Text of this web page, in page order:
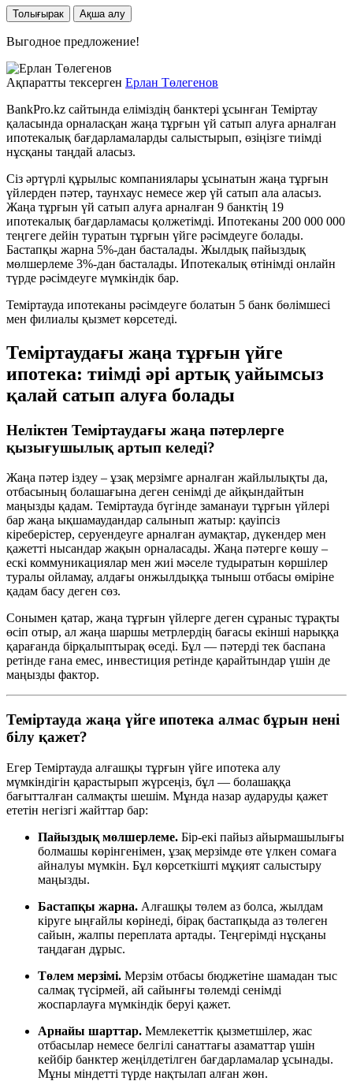
Толығырак Ақша алу
Выгодное предложение!
Ақпаратты тексерген Ерлан Төлегенов
BankPro.kz сайтында еліміздің банктері ұсынған Теміртау
қаласында орналасқан жаңа тұрғын үй сатып алуға арналған
ипотекалық бағдарламаларды салыстырып, өзіңізге тиімді
нұсқаны таңдай аласыз.
Сіз әртүрлі құрылыс компаниялары ұсынатын жаңа тұрғын
үйлерден пәтер, таунхаус немесе жер үй сатып ала аласыз.
Жаңа тұрғын үй сатып алуға арналған 9 банктің 19
ипотекалық бағдарламасы қолжетімді. Ипотеканы 200 000 000
теңгеге дейін туратын тұрғын үйге рәсімдеуге болады.
Бастапқы жарна 5%-дан басталады. Жылдық пайыздық
мөлшерлеме 3%-дан басталады. Ипотекалық өтінімді онлайн
түрде рәсімдеуге мүмкіндік бар.
Теміртауда ипотеканы рәсімдеуге болатын 5 банк бөлімшесі
мен филиалы қызмет көрсетеді.
Теміртаудағы жаңа тұрғын үйге
ипотека: тиімді әрі артық уайымсыз
қалай сатып алуға болады
Неліктен Теміртаудағы жаңа пәтерлерге
қызығушылық артып келеді?
Жаңа пәтер іздеу – ұзақ мерзімге арналған жайлылықты да,
отбасының болашағына деген сенімді де айқындайтын
маңызды қадам. Теміртауда бүгінде заманауи тұрғын үйлері
бар жаңа ықшамаудандар салынып жатыр: қауіпсіз
кіреберістер, серуендеуге арналған аумақтар, дүкендер мен
қажетті нысандар жақын орналасады. Жаңа пәтерге көшу –
ескі коммуникациялар мен жиі мәселе тудыратын көршілер
туралы ойламау, алдағы онжылдыққа тыныш отбасы өміріне
қадам басу деген сөз.
Сонымен қатар, жаңа тұрғын үйлерге деген сұраныс тұрақты
өсіп отыр, ал жаңа шаршы метрлердің бағасы екінші нарыққа
қарағанда бірқалыптырақ өседі. Бұл — пәтерді тек баспана
ретінде ғана емес, инвестиция ретінде қарайтындар үшін де
маңызды фактор.
Теміртауда жаңа үйге ипотека алмас бұрын нені
білу қажет?
Егер Теміртауда алғашқы тұрғын үйге ипотека алу
мүмкіндігін қарастырып жүрсеңіз, бұл — болашаққа
бағытталған салмақты шешім. Мұнда назар аударуды қажет
ететін негізгі жайттар бар:
Пайыздық мөлшерлеме. Бір-екі пайыз айырмашылығы
болмашы көрінгенімен, ұзақ мерзімде өте үлкен сомаға
айналуы мүмкін. Бұл көрсеткішті мұқият салыстыру
маңызды.
Бастапқы жарна. Алғашқы төлем аз болса, жылдам
кіруге ыңғайлы көрінеді, бірақ бастапқыда аз төлеген
сайын, жалпы переплата артады. Теңгерімді нұсқаны
таңдаған дұрыс.
Төлем мерзімі. Мерзім отбасы бюджетіне шамадан тыс
салмақ түсірмей, ай сайынғы төлемді сенімді
жоспарлауға мүмкіндік беруі қажет.
Арнайы шарттар. Мемлекеттік қызметшілер, жас
отбасылар немесе белгілі санаттағы азаматтар үшін
кейбір банктер жеңілдетілген бағдарламалар ұсынады.
Мұны міндетті түрде нақтылап алған жөн.